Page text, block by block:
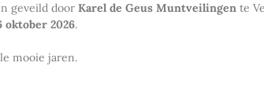
geveild door Karel de Geus Muntveilingen te
oktober 2026.
mooie jaren.